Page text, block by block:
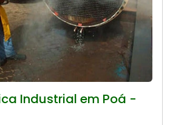
Industrial em Poá -